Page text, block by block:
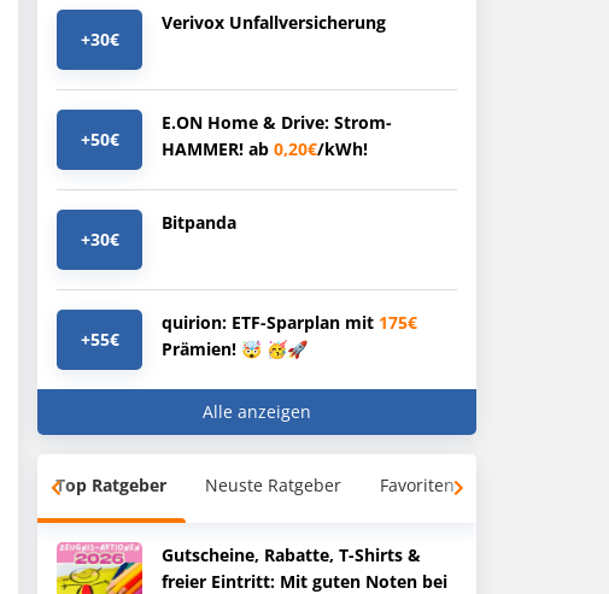
+30€
Verivox Unfallversicherung
+50€
E.ON Home & Drive: Strom-
HAMMER! ab 0,20€/kWh!
+30€
Bitpanda
+55€
quirion: ETF-Sparplan mit 175€
Prämien! 🤯 🥳🚀
Alle anzeigen
Top Ratgeber Neuste Ratgeber Favoriten
Gutscheine, Rabatte, T-Shirts &
freier Eintritt: Mit guten Noten bei